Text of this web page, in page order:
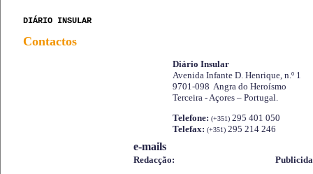
DIÁRIO INSULAR
Contactos
Diário Insular
Avenida Infante D. Henrique, n.º 1
9701-098 Angra do Heroísmo
Terceira - Açores – Portugal.
Telefone: (+351) 295 401 050
Telefax: (+351) 295 214 246
e-mails
Redacção: